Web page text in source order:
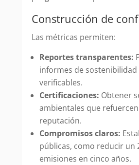
Construcción de
Las métricas permiten:
Reportes transparentes:
informes de
verificables.
Certificaciones: Obtener
ambientales que
reputación.
Compromisos claros:
públicas, como reducir un
emisiones en cinco años.